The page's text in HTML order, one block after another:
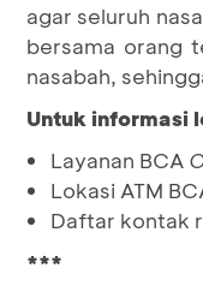
agar seluruh
bersama orang
nasabah,
Untuk informasi
Layanan BCA
Lokasi ATM
Daftar kontak
***